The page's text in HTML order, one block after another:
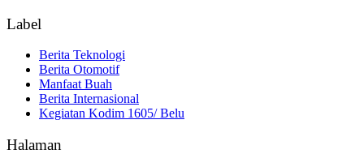
Label
Berita Teknologi
Berita Otomotif
Manfaat Buah
Berita Internasional
Kegiatan Kodim 1605/ Belu
Halaman